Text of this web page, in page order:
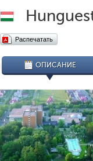
Распечатать
ОПИСАНИЕ